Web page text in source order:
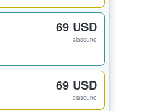
69 USD
ciascuno
69 USD
ciascuno